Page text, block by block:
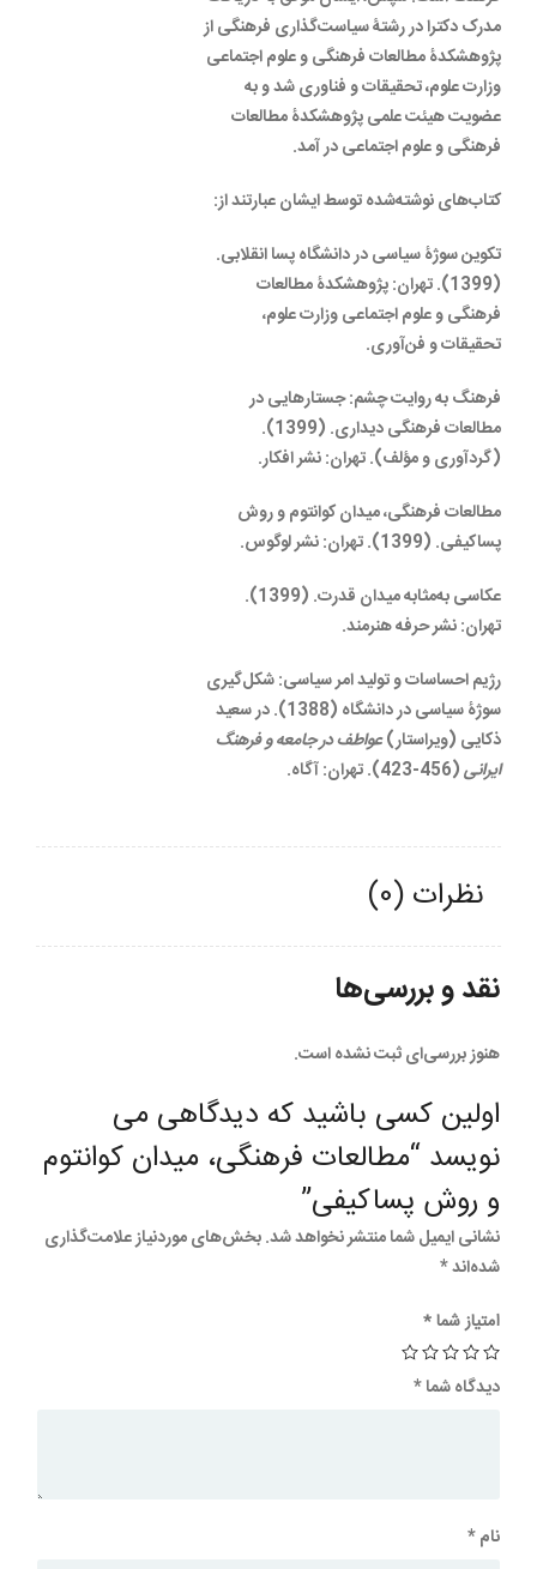
مدرک دکترا در رشتۀ سیاست‌گذاری فرهنگی از
پژوهشکدۀ مطالعات فرهنگی و علوم اجتماعی
وزارت علوم، تحقیقات و فناوری شد و به
عضویت هیئت علمی پژوهشکدۀ مطالعات
فرهنگی و علوم اجتماعی در آمد.
کتاب‌های نوشته‌شده توسط ایشان عبارتند از:
تکوین سوژۀ سیاسی در دانشگاه پسا انقلابی.
(1399). تهران: پژوهشکدۀ مطالعات
فرهنگی و علوم اجتماعی وزارت علوم،
تحقیقات و فن‌آوری.
فرهنگ به روایت چشم: جستارهایی در
مطالعات فرهنگی دیداری. (1399).
(گردآوری و مؤلف). تهران: نشر افکار.
مطالعات فرهنگی، میدان کوانتوم و روش
پساکیفی. (1399). تهران: نشر لوگوس.
عکاسی‌ به‌مثابه میدان قدرت. (1399).
تهران: نشر حرفه هنرمند.
رژیم احساسات و تولید امر سیاسی: شکل‌گیری
سوژۀ سیاسی در دانشگاه (1388). در سعید
ذکایی (ویراستار)عواطف در جامعه و فرهنگ
ایرانی(456-423). تهران: آگاه.
نظرات (0)
نقد و بررسی‌ها
هنوز بررسی‌ای ثبت نشده است.
اولین کسی باشید که دیدگاهی می
نویسد “مطالعات فرهنگی، میدان کوانتوم
و روش پساکیفی”
نشانی ایمیل شما منتشر نخواهد شد.بخش‌های موردنیاز علامت‌گذاری
شده‌اند*
امتیاز شما*
دیدگاه شما*
نام*